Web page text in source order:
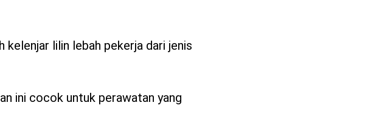
kelenjar lilin lebah pekerja dari jenis
ini cocok untuk perawatan yang